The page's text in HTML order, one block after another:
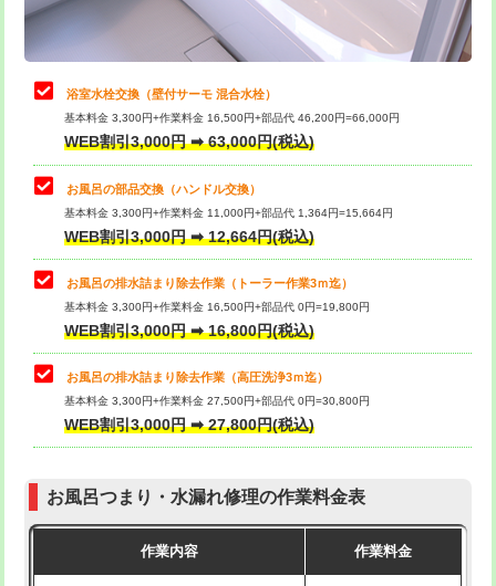
理・調整・分解・加工など（軽作業）
止水・漏水調査・防水処理・清掃・修
理・調整・分解・加工など（中作業）
22,000円
止水・漏水調査・防水処理・清掃・修
理・調整・分解・加工など（重作業）
33,000円
トイレタンク脱着
トイレ便器脱着
タンクレストイレ脱着 33,000円
小便器トイレ脱着
その他部品の脱着 8,800円～
交換・取付（タンク）
交換・取付（普通便座） 11,000円+材料費
交換・取付（温水洗浄便座） 16,500円+材料費
浴室水栓交換（壁付サーモ 混合水栓）
基本料金 3,300円+作業料金 16,500円+部品代 46,200円=66,000円
WEB割引3,000円 ➡ 63,000円(税込)
お風呂の部品交換（ハンドル交換）
基本料金 3,300円+作業料金 11,000円+部品代 1,364円=15,664円
WEB割引3,000円 ➡ 12,664円(税込)
お風呂の排水詰まり除去作業（トーラー作業3ｍ迄）
基本料金 3,300円+作業料金 16,500円+部品代 0円=19,800円
WEB割引3,000円 ➡ 16,800円(税込)
お風呂の排水詰まり除去作業（高圧洗浄3ｍ迄）
基本料金 3,300円+作業料金 27,500円+部品代 0円=30,800円
WEB割引3,000円 ➡ 27,800円(税込)
お風呂つまり・水漏れ修理の作業料金表
作業内容 作業料金